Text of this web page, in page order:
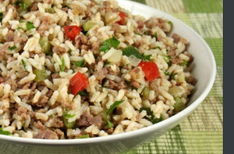
преди 10 месеца
Професионална броячна машина -
със сертификат от ЕЦБ
преди 1 година